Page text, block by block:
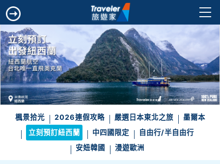
楓景拾光 2026連假攻略 嚴選日本東北之旅
墨爾本
立刻預訂紐西蘭
中四國限定
自由行/半自由行
安妞韓國
漫遊歐洲